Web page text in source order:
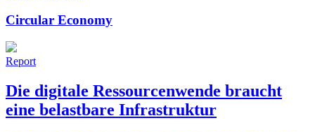
Circular Economy
Report
Die digitale Ressourcenwende braucht
eine belastbare ­Infrastruktur